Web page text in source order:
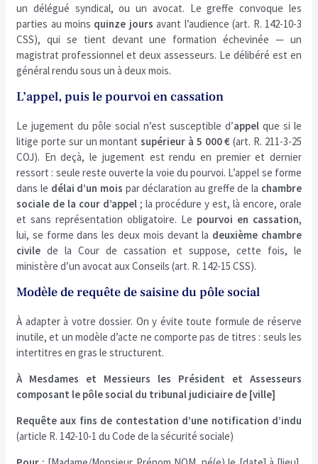
un délégué syndical, ou un avocat. Le greffe convoque les
parties au moins quinze jours avant l’audience (art. R. 142-10-3
CSS), qui se tient devant une formation échevinée — un
magistrat professionnel et deux assesseurs. Le délibéré est en
général rendu sous un à deux mois.
L’appel, puis le pourvoi en cassation
Le jugement du pôle social n’est susceptible d’appelque si le
litige porte sur un montantsupérieur à 5 000 € (art. R. 211-3-25
COJ). En deçà, le jugement est rendu en premier et dernier
ressort : seule reste ouverte la voie du pourvoi. L’appel se forme
dans le délai d’un mois par déclaration au greffe de la chambre
sociale de la cour d’appel ; la procédure y est, là encore, orale
et sans représentation obligatoire. Le pourvoi en cassation,
lui, se forme dans les deux mois devant la deuxième chambre
civile de la Cour de cassation et suppose, cette fois, le
ministère d’un avocat aux Conseils (art. R. 142-15 CSS).
Modèle de requête de saisine du pôle social
À adapter à votre dossier. On y évite toute formule de réserve
inutile, et un modèle d’acte ne comporte pas de titres : seuls les
intertitres en gras le structurent.
À Mesdames et Messieurs les Président et Assesseurs
composant le pôle social du tribunal judiciaire de [ville]
Requête aux fins de contestation d’une notification d’indu
(article R. 142-10-1 du Code de la sécurité sociale)